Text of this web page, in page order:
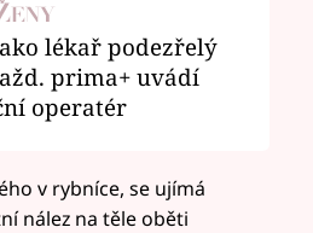
lékař podezřelý
prima+ uvádí
operatér
v rybníce, se ujímá
nález na těle oběti